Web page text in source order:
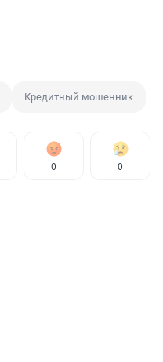
Кредитный мошенник
0 0